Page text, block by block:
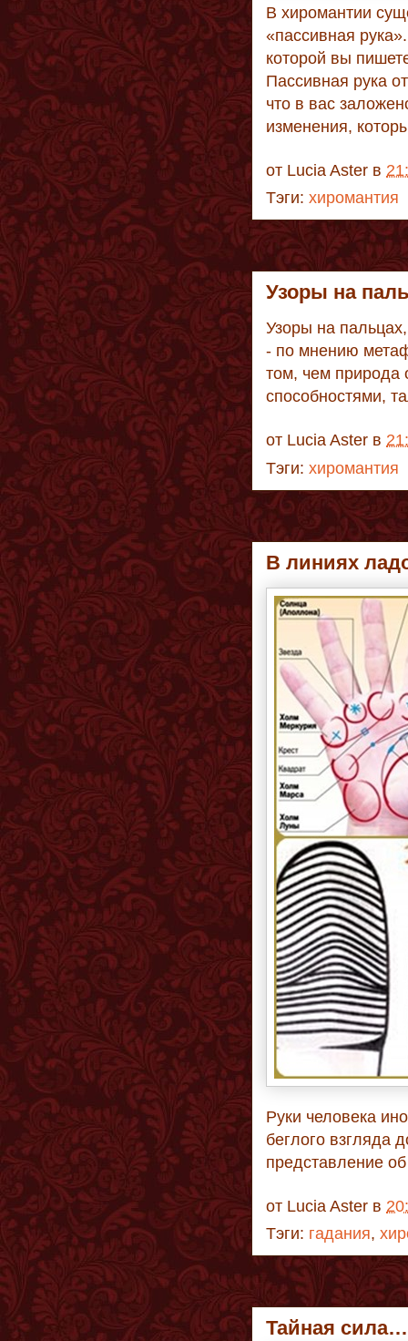
В хиромантии
«пассивная
которой вы
Пассивная рука
что в вас
изменения,
от Lucia Aster в
Тэги: хиромантия
Узоры на
Узоры на
- по мнению
том, чем природа
способностями,
от Lucia Aster в
Тэги: хиромантия
В линиях
Руки человека
беглого взгляда
представление
от Lucia Aster в
Тэги: гадания,
Тайная